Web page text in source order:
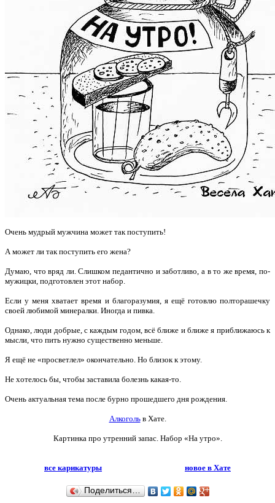
Очень мудрый мужчина может так поступить!
А может ли так поступить его жена?
Думаю, что вряд ли. Слишком педантично и заботливо, а в то же время, по-
мужицки, подготовлен этот набор.
Если у меня хватает время и благоразумия, я ещё готовлю полторашечку
своей любимой минералки. Иногда и пивка.
Однако, люди добрые, с каждым годом, всё ближе и ближе я приближаюсь к
мысли, что пить нужно существенно меньше.
Я ещё не «просветлел» окончательно. Но близок к этому.
Не хотелось бы, чтобы заставила болезнь какая-то.
Очень актуальная тема после бурно прошедшего дня рождения.
Алкогольв Хате.
Картинка про утренний запас. Набор «На утро».
все карикатуры новое в Хате
Поделиться…